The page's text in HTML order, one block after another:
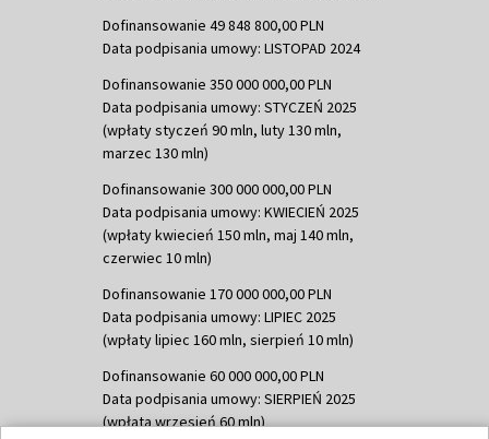
Dofinansowanie 49 848 800,00 PLN
Data podpisania umowy: LISTOPAD 2024
Dofinansowanie 350 000 000,00 PLN
Data podpisania umowy: STYCZEŃ 2025
(wpłaty styczeń 90 mln, luty 130 mln,
marzec 130 mln)
Dofinansowanie 300 000 000,00 PLN
Data podpisania umowy: KWIECIEŃ 2025
(wpłaty kwiecień 150 mln, maj 140 mln,
czerwiec 10 mln)
Dofinansowanie 170 000 000,00 PLN
Data podpisania umowy: LIPIEC 2025
(wpłaty lipiec 160 mln, sierpień 10 mln)
Dofinansowanie 60 000 000,00 PLN
Data podpisania umowy: SIERPIEŃ 2025
(wpłata wrzesień 60 mln)